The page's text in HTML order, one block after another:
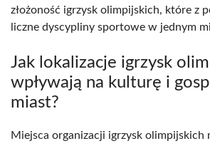
złożoność igrzysk olimpijskich, które z
liczne dyscypliny sportowe w jednym
Jak lokalizacje igrzysk
wpływają na kulturę i
miast?
Miejsca organizacji igrzysk olimpijskich